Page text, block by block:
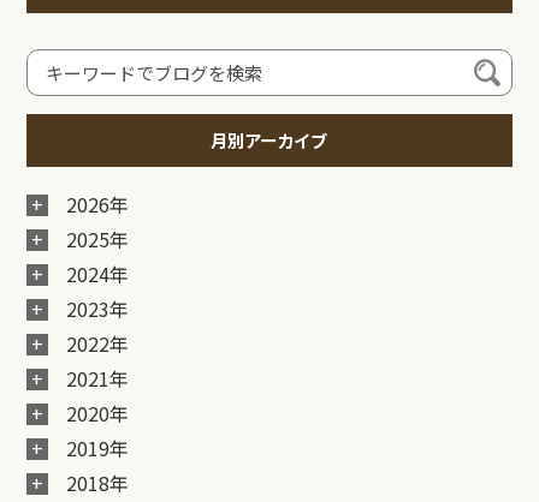
月別アーカイブ
2026年
2025年
2024年
2023年
2022年
2021年
2020年
2019年
2018年